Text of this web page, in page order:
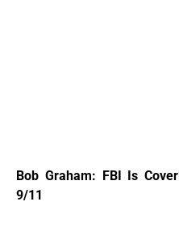
Bob Graham: FBI Is
9/11